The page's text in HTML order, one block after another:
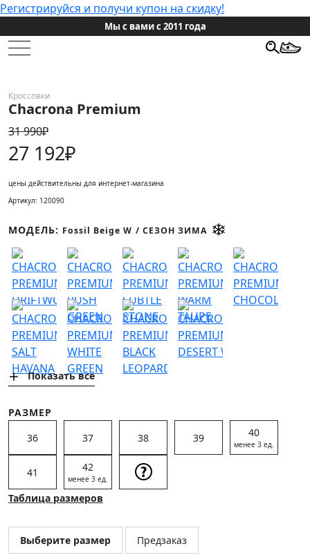
Регистрируйся и получи купон на скидку!
ЖЕНСКИЕ
МУЖСКИЕ
ПОДАРОЧНЫЕ СЕРТИФИКАТЫ
HONEST SALE
ИНФОРМАЦИЯ
КОНТАКТЫ
СОЦИАЛЬНЫЕ СЕТИ
ЛИЧНЫЙ КАБИНЕТ
ОПТОВЫМ КЛИЕНТАМ
Кроссовки
Chacrona Premium
31 990₽
27 192₽
цены действительны для интернет-магазина
Артикул: 120090
МОДЕЛЬ: Fossil Beige W / СЕЗОН ЗИМА
Показать все
РАЗМЕР
36
37 38 39 40
менее 3 ед.
41 42
менее 3 ед.
Таблица размеров
Выберите размер Предзаказ